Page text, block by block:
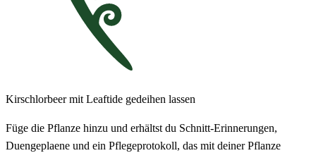
Kirschlorbeer mit Leaftide gedeihen lassen
Füge die Pflanze hinzu und erhältst du Schnitt-Erinnerungen,
Duengeplaene und ein Pflegeprotokoll, das mit deiner Pflanze